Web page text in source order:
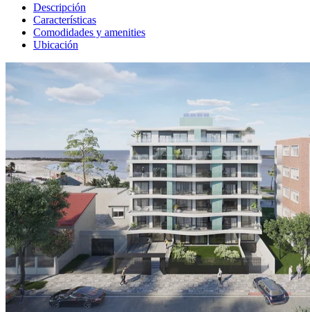
Descripción
Características
Comodidades y amenities
Ubicación